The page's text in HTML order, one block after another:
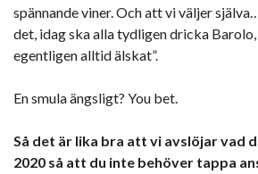
spännande viner. Och att vi väljer
det, idag ska alla tydligen dricka
egentligen alltid älskat”.
En smula ängsligt? You bet.
Så det är lika bra att vi avslöjar vad
2020 så att du inte behöver tappa